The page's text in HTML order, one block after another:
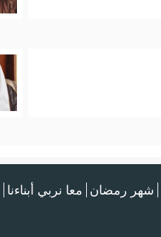
شهر رمضان معا نربي أبناءنا